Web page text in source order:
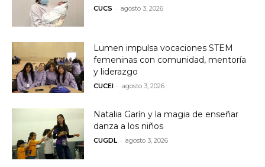
CUCS - agosto 3, 2026
Lumen impulsa vocaciones STEM
femeninas con comunidad, mentoría
y liderazgo
CUCEI - agosto 3, 2026
Natalia Garín y la magia de enseñar
danza a los niños
CUGDL - agosto 3, 2026